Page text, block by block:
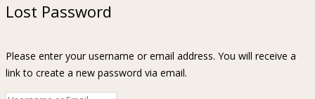
Lost Password
Please enter your username or email address. You will receive a
link to create a new password via email.